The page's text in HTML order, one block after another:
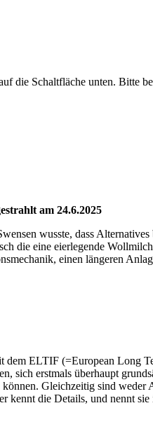
die Schaltfläche unten. Bitte
am 24.6.2025
wusste, dass
die eine eierlegende
einen längeren
ELTIF (=European Long
sich erstmals überhaupt
Gleichzeitig sind
kennt die Details, und nennt sie